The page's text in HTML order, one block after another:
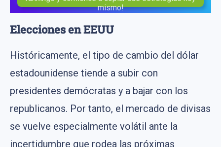
mismo!
Elecciones en EEUU
Históricamente, el tipo de cambio del dólar
estadounidense tiende a subir con
presidentes demócratas y a bajar con los
republicanos. Por tanto, el mercado de divisas
se vuelve especialmente volátil ante la
incertidumbre que rodea las próximas